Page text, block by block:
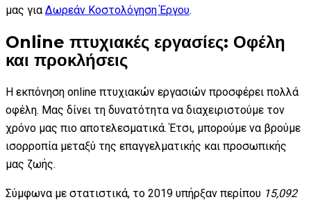
μας γιαΔωρεάν Κοστολόγηση Έργου.
Online πτυχιακές εργασίες: Οφέλη
και προκλήσεις
Η εκπόνηση online πτυχιακών εργασιών προσφέρει πολλά
οφέλη. Μας δίνει τη δυνατότητα να διαχειριστούμε τον
χρόνο μας πιο αποτελεσματικά. Έτσι, μπορούμε να βρούμε
ισορροπία μεταξύ της επαγγελματικής και προσωπικής
μας ζωής.
Σύμφωνα με στατιστικά, το 2019 υπήρξαν περίπου 15,092